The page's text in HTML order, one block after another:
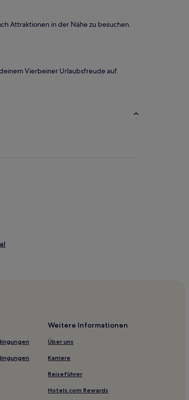
Attraktionen in der Nähe zu besuchen.
Vierbeiner Urlaubsfreude auf.
Weitere Informationen
Über uns
Karriere
Reiseführer
Hotels.com Rewards